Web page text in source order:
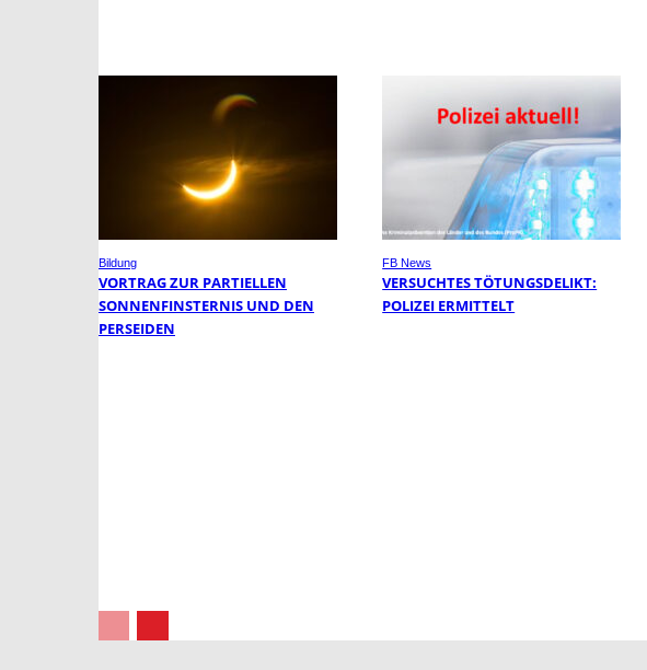
Bildung
VORTRAG ZUR PARTIELLEN
SONNENFINSTERNIS UND DEN
PERSEIDEN
FB News
VERSUCHTES TÖTUNGSDELIKT:
POLIZEI ERMITTELT